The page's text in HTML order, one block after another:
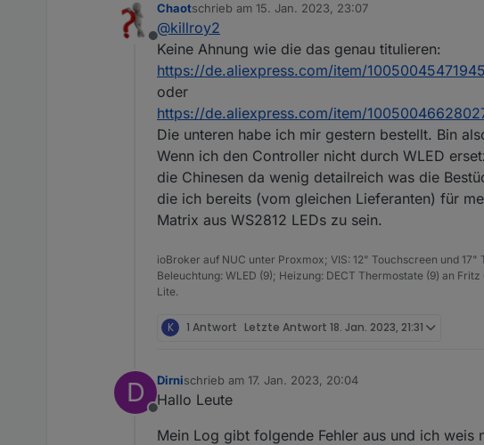
Offline
Chaotschrieb am 15. Jan. 2023, 23:07
zuletzt editiert von
@killroy2
Keine Ahnung wie die das genau titulieren:
https://de.aliexpress.com/item/
oder
https://de.aliexpress.com/item/
Die unteren habe ich mir gestern bestellt. Bin
Wenn ich den Controller nicht durch WLED
die Chinesen da wenig detailreich was die
die ich bereits (vom gleichen Lieferanten) für
Matrix aus WS2812 LEDs zu sein.
ioBroker auf NUC unter Proxmox; VIS: 12" Touchscreen und
Beleuchtung: WLED (9); Heizung: DECT Thermostate (9) an
Lite.
K 1 Antwort Letzte Antwort 18. Jan. 2023, 21:31
D
Offline
Dirnischrieb am 17. Jan. 2023, 20:04
zuletzt editiert von
Hallo Leute
Mein Log gibt folgende Fehler aus und ich